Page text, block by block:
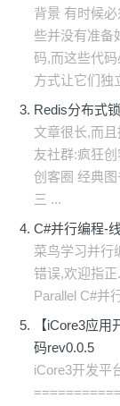
背景 有时候
些并没有准备
码,而这些代
方式让它们独
Redis分布式
文章很长,而
友社群:疯狂
创客圈 经典
三 ...
C#并行编程-
菜鸟学习并行
错误,欢迎指
Parallel C#并
【iCore3应
码rev0.0.5
iCore3开发平